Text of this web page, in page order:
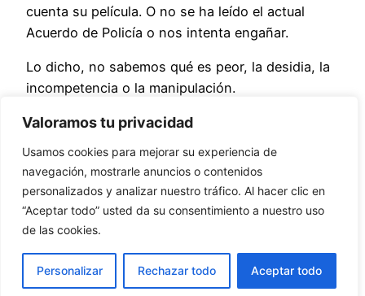
Valoramos tu privacidad
Usamos cookies para mejorar su experiencia de
navegación, mostrarle anuncios o contenidos
personalizados y analizar nuestro tráfico. Al hacer clic en
“Aceptar todo” usted da su consentimiento a nuestro uso
de las cookies.
Personalizar Rechazar todo Aceptar todo
cuenta su película. O no se ha leído el actual
Acuerdo de Policía o nos intenta engañar.
Lo dicho, no sabemos qué es peor, la desidia, la
incompetencia o la manipulación.
descargar cartel
Comparte